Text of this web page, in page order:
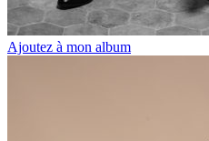
Ajoutez à mon album